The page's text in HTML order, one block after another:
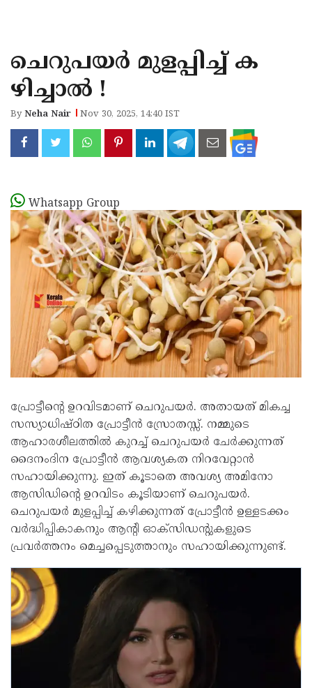
KANNUR
KASARAGOD
ചെറുപയർ മുളപ്പിച്ച് ക
ഴിച്ചാൽ !
ByNeha Nair Nov 30, 2025, 14:40 IST
Whatsapp Group
പ്രോട്ടീന്റെ ഉറവിടമാണ് ചെറുപയർ. അതായത് മികച്ച
സസ്യാധിഷ്ഠിത പ്രോട്ടീൻ സ്രോതസ്സ്. നമ്മുടെ
ആഹാരശീലത്തിൽ കുറച്ച് ചെറുപയർ ചേർക്കുന്നത്
ദൈനംദിന പ്രോട്ടീൻ ആവശ്യകത നിറവേറ്റാൻ
സഹായിക്കുന്നു. ഇത് കൂടാതെ അവശ്യ അമിനോ
ആസിഡിന്റെ ഉറവിടം കൂടിയാണ് ചെറുപയർ.
ചെറുപയർ മുളപ്പിച്ച് കഴിക്കുന്നത് പ്രോട്ടീൻ ഉള്ളടക്കം
വർദ്ധിപ്പികാകനും ആന്റി ഓക്സിഡന്റുകളുടെ
പ്രവർത്തനം മെച്ചപ്പെടുത്താനും സഹായിക്കുന്നുണ്ട്.